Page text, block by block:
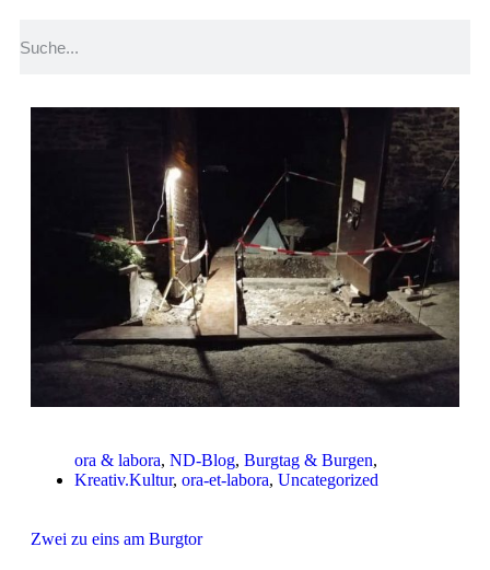
ora & labora, ND-Blog, Burgtag & Burgen,
Kreativ.Kultur, ora-et-labora, Uncategorized
Zwei zu eins am Burgtor